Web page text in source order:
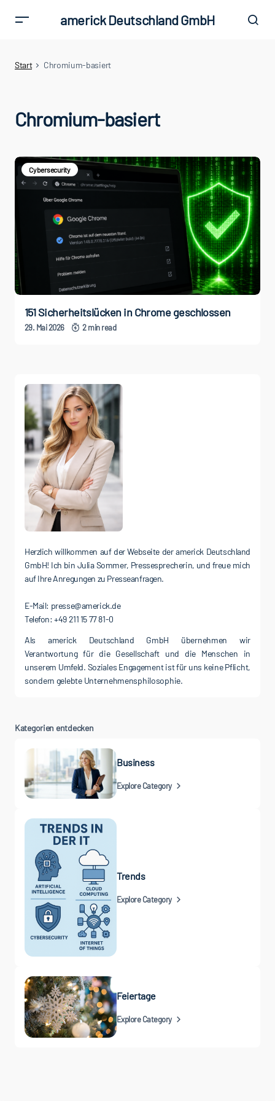
americk Deutschland GmbH
Start Chromium-basiert
Chromium-basiert
Cybersecurity
151 Sicherheitslücken in Chrome geschlossen
29. Mai 2026 2 min read
Herzlich willkommen auf der Webseite der americk Deutschland
GmbH! Ich bin Julia Sommer, Pressesprecherin, und freue mich
auf Ihre Anregungen zu Presseanfragen.
E-Mail: presse@americk.de
Als americk Deutschland GmbH übernehmen wir
Verantwortung für die Gesellschaft und die Menschen in
unserem Umfeld. Soziales Engagement ist für uns keine Pflicht,
sondern gelebte Unternehmensphilosophie.
Kategorien entdecken
Business
Explore Category
Trends
Explore Category
Feiertage
Explore Category